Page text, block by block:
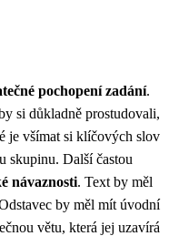
pochopení zadání.
si důkladně prostudovali,
je všímat si klíčových slov
skupinu. Další častou
návaznosti. Text by měl
by měl mít úvodní
větu, která jej uzavírá